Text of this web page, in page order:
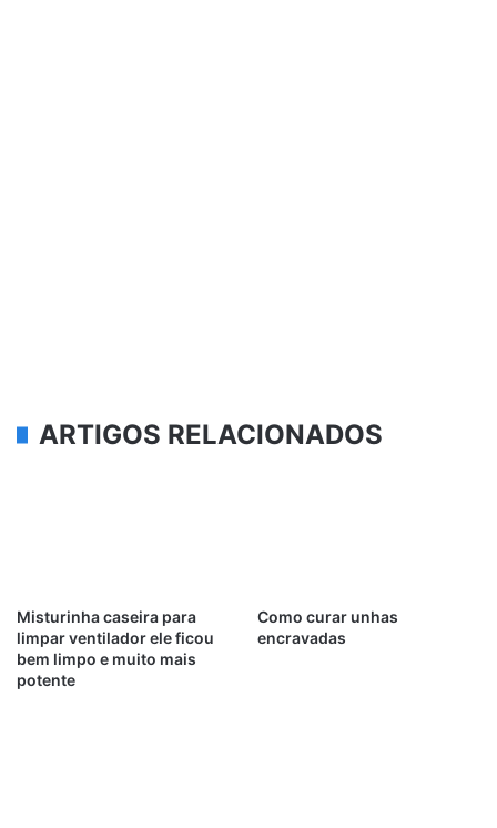
ARTIGOS RELACIONADOS
Misturinha caseira para
limpar ventilador ele ficou
bem limpo e muito mais
potente
Como curar unhas
encravadas